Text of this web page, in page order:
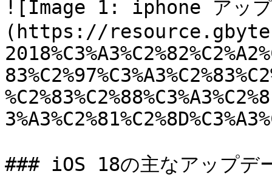
![Image 1: iphone アップ
(https://
### iOS 18の主なアップデ